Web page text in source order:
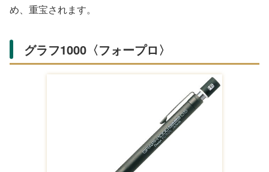
め、重宝されます。
グラフ1000〈フォープロ〉